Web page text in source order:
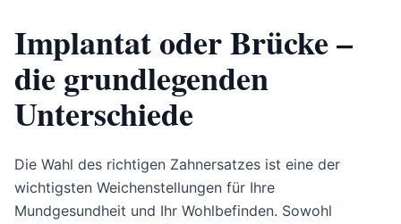
Implantat oder Brücke –
die grundlegenden
Unterschiede
Die Wahl des richtigen Zahnersatzes ist eine der
wichtigsten Weichenstellungen für Ihre
Mundgesundheit und Ihr Wohlbefinden. Sowohl